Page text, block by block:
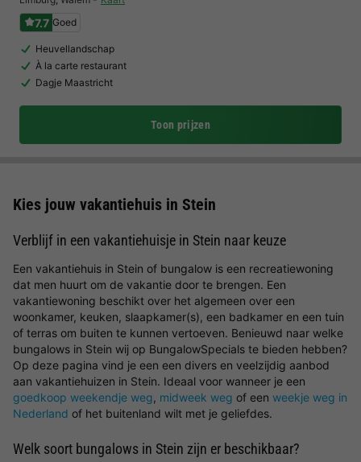
7.7 Goed
Heuvellandschap
À la carte restaurant
Dagje Maastricht
Toon prijzen
Kies jouw vakantiehuis in Stein
Verblijf in een vakantiehuisje in Stein naar keuze
Een vakantiehuis in Stein of bungalow is een recreatiewoning
dat men huurt om de vakantie door te brengen. Een
vakantiewoning beschikt over het algemeen over een
woonkamer, keuken, slaapkamer(s), een badkamer en een tuin
of terras om buiten te kunnen vertoeven. Benieuwd naar welke
bungalows in Stein wij op BungalowSpecials te bieden hebben?
Op deze pagina vind je een een divers en veelzijdig aanbod
aan vakantiehuizen in Stein. Ideaal voor wanneer je een
goedkoop weekendje weg, midweek weg of een weekje weg in
Nederland of het buitenland wilt met je geliefdes.
Welk soort bungalows in Stein zijn er beschikbaar?